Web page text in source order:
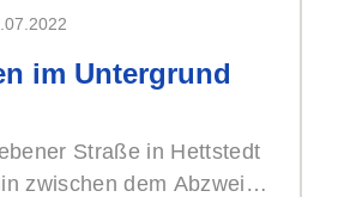
Ihr Verständnis.
im Untergrund
Straße in Hettstedt
zwischen dem Abzweig